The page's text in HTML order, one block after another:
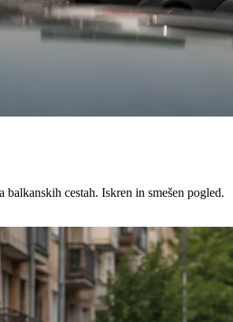
cestah. Iskren in smešen pogled.